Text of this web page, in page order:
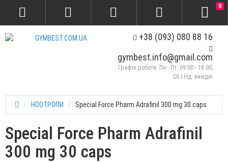
+38 (093) 080 88 16
gymbest.info@gmail.com
Графік роботи: Пн - Пт: 09.00 - 18.00,
Сб і Нд: вихідні
0
НООТРОПИ Special Force Pharm Adrafinil 300 mg 30 caps
Special Force Pharm Adrafinil
300 mg 30 caps